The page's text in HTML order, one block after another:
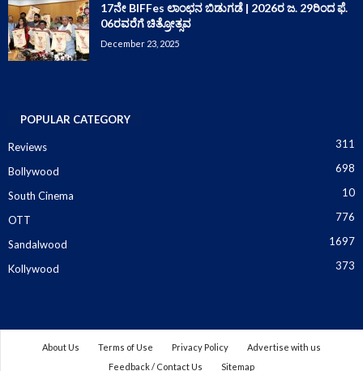
17ನೇ BIFFes ಲಾಂಛನ ಬಿಡುಗಡೆ | 2026ರ ಜ. 29ರಿಂದ ಫೆ.
06ರವರೆಗೆ ಚಿತ್ರೋತ್ಸವ
December 23, 2025
POPULAR CATEGORY
Reviews 311
Bollywood 698
South Cinema 10
OTT 776
Sandalwood 1697
Kollywood 373
About Us Terms of Use Privacy Policy
Advertise with us
Feedback / Contact Us
Sitemap